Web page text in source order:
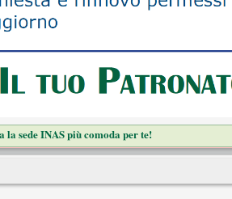
la sede INAS più comoda per te!